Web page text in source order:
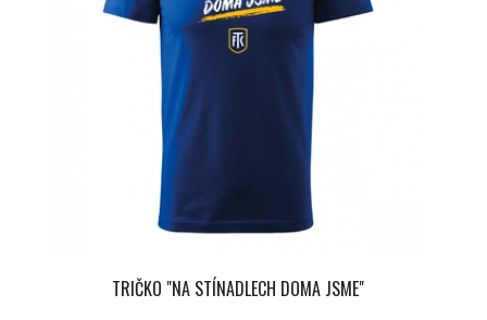
TRIČKO "NA STÍNADLECH DOMA JSME"